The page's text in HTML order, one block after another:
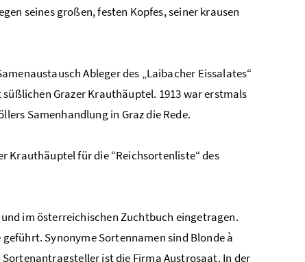
seines großen, festen Kopfes, seiner krausen
Ableger des „Laibacher Eissalates“
Grazer Krauthäuptel. 1913 war erstmals
Samenhandlung in Graz die Rede.
Krauthäuptel für die “Reichsortenliste“ des
im österreichischen Zuchtbuch eingetragen.
Synonyme Sortennamen sind Blonde à
ist die Firma Austrosaat. In der